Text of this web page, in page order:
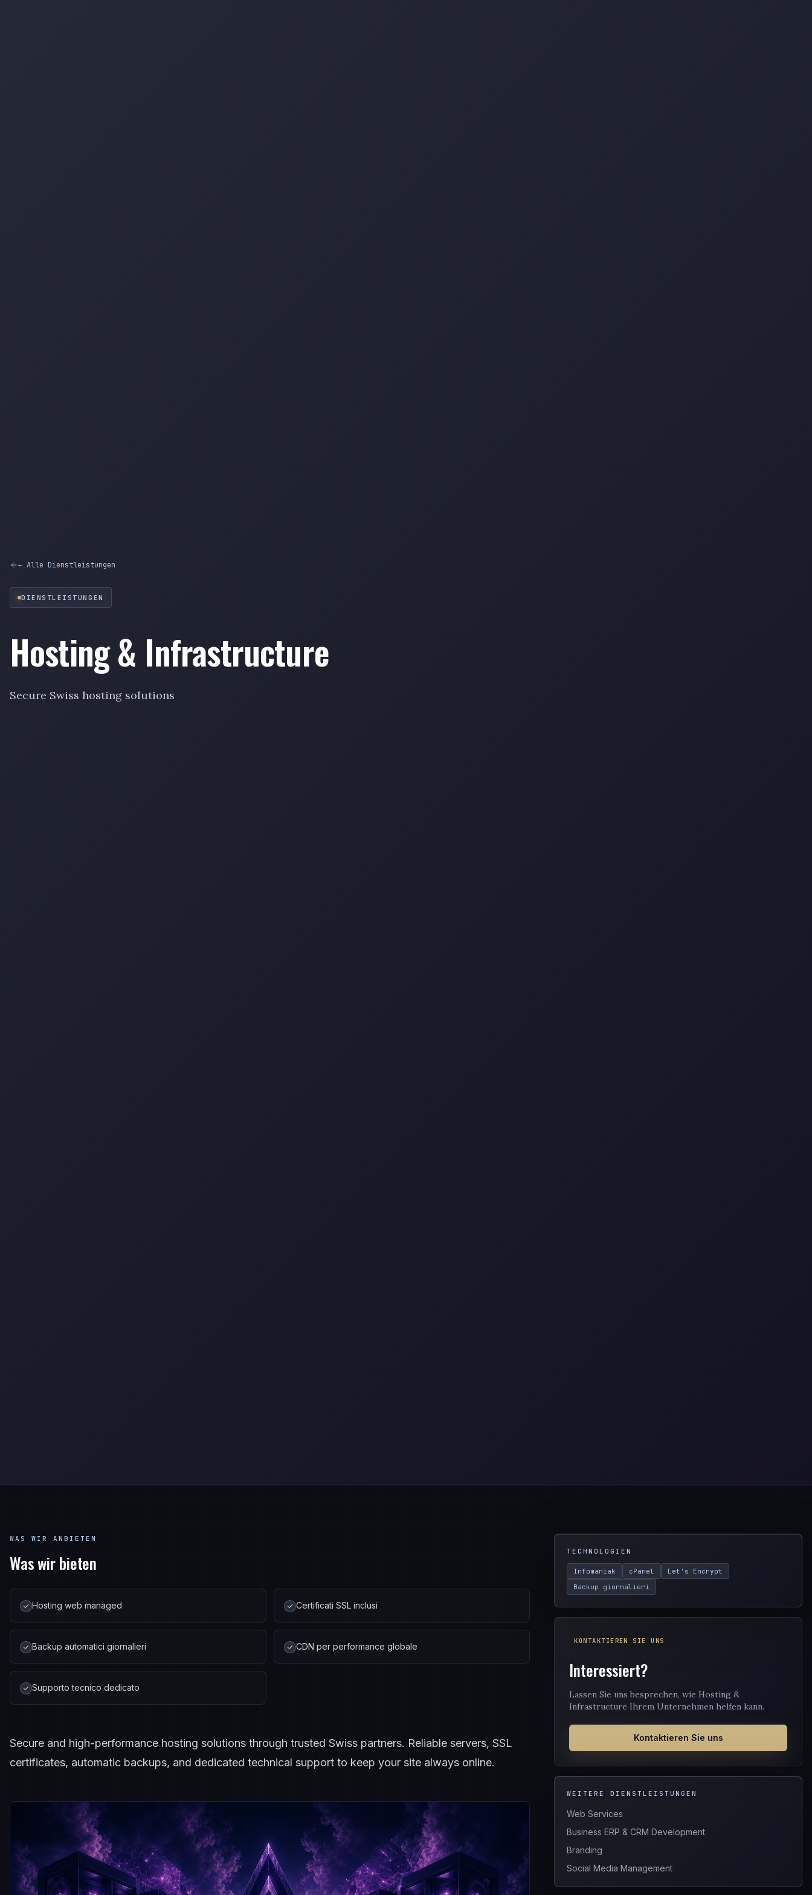
← Alle Dienstleistungen
DIENSTLEISTUNGEN
Hosting & Infrastructure
Secure Swiss hosting solutions
WAS WIR ANBIETEN
Was wir bieten
Hosting web managed Certificati SSL inclusi
Backup automatici giornalieri CDN per performance globale
Supporto tecnico dedicato
Secure and high-performance hosting solutions through trusted Swiss partners. Reliable servers, SSL
certificates, automatic backups, and dedicated technical support to keep your site always online.
TECHNOLOGIEN
Infomaniak cPanel
Let's Encrypt
Backup giornalieri
KONTAKTIEREN SIE UNS
Interessiert?
Lassen Sie uns besprechen, wie Hosting &
Infrastructure Ihrem Unternehmen helfen kann.
Kontaktieren Sie uns
WEITERE DIENSTLEISTUNGEN
Web Services
Business ERP & CRM Development
Branding
Social Media Management